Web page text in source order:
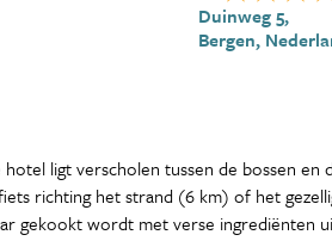
Duinweg 5,
Bergen,
ligt verscholen tussen de bossen
richting het strand (6 km) of het
wordt met verse ingrediënten